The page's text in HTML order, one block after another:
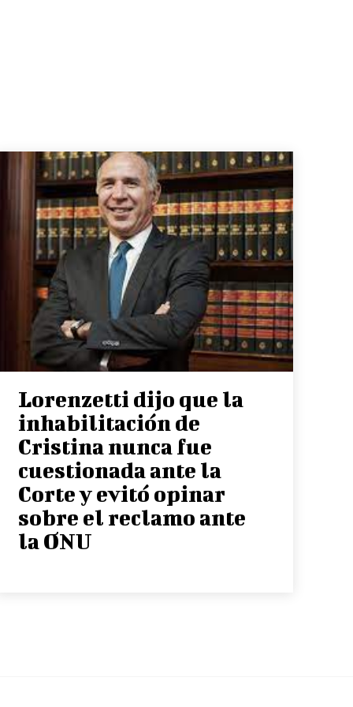
Lorenzetti dijo que la
inhabilitación de
Cristina nunca fue
cuestionada ante la
Corte y evitó opinar
sobre el reclamo ante
la ONU